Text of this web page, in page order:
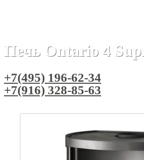
Печь Ontario 4
+7(495) 196-62-34
+7(916) 328-85-63